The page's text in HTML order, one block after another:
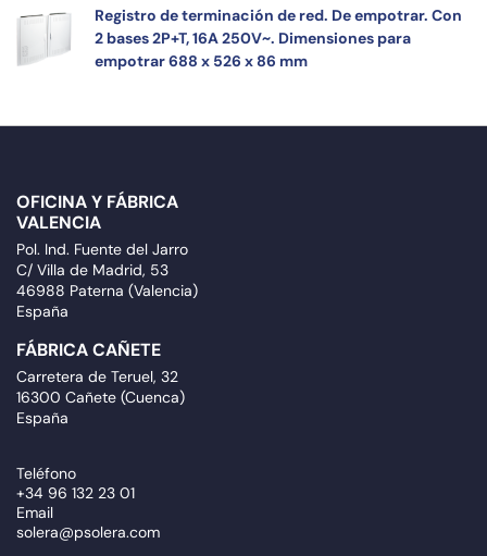
Registro de terminación de red. De empotrar. Con
2 bases 2P+T, 16A 250V~. Dimensiones para
empotrar 688 x 526 x 86 mm
OFICINA Y FÁBRICA
VALENCIA
Pol. Ind. Fuente del Jarro
C/ Villa de Madrid, 53
46988 Paterna (Valencia)
España
FÁBRICA CAÑETE
Carretera de Teruel, 32
16300 Cañete (Cuenca)
España
Teléfono
+34 96 132 23 01
Email
solera@psolera.com